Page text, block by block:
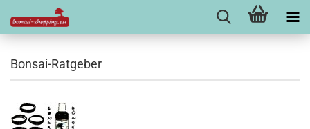
Bonsai-Ratgeber